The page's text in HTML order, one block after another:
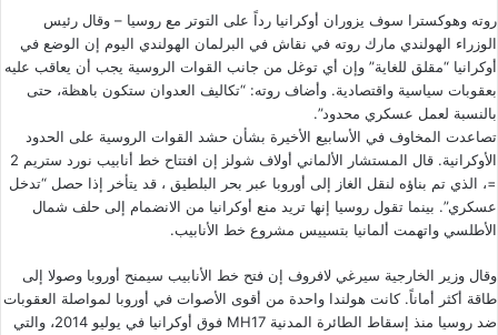
روته وهوكسترا سوف يزوران أوكرانيا رداً على التوتر مع روسيا – وقال رئيس
الوزراء الهولندي مارك روته في نقاش في البرلمان الهولندي اليوم إن الوضع في
أوكرانيا “مقلق للغاية” وإن أي توغل من جانب القوات الروسية يجب أن يعاقب عليه
بعقوبات سياسية واقتصادية. وأضاف روته: “تكاليف العدوان ستكون باهظة، حتى
بالنسبة لعمل عسكري محدود”.
تصاعدت المخاوف في الأسابيع الأخيرة بشأن حشد القوات الروسية على الحدود
الأوكرانية. قال المستشار الألماني أولاف شولز إن افتتاح خط أنابيب نورد ستريم 2
=، الذي تم بناؤه لنقل الغاز إلى أوروبا عبر بحر البلطيق ، قد يتأخر إذا حصل “تدخل
عسكري”. بينما تقول روسيا إنها تريد منع أوكرانيا من الانضمام إلى حلف شمال
الأطلسي واتهمت ألمانيا بتسييس مشروع خط الأنابيب.
وقال وزير الخارجية سيرغي لافروف إن فتح خط الأنابيب سيمنح أوروبا وصولا إلى
طاقة أكثر أماناً. كانت هولندا واحدة من أقوى الأصوات في أوروبا لمواصلة العقوبات
ضد روسيا منذ إسقاط الطائرة المدنية MH17 فوق أوكرانيا في يوليو 2014، والتي